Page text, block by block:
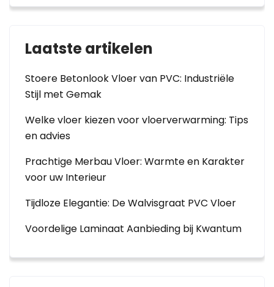
Laatste artikelen
Stoere Betonlook Vloer van PVC: Industriële
Stijl met Gemak
Welke vloer kiezen voor vloerverwarming: Tips
en advies
Prachtige Merbau Vloer: Warmte en Karakter
voor uw Interieur
Tijdloze Elegantie: De Walvisgraat PVC Vloer
Voordelige Laminaat Aanbieding bij Kwantum